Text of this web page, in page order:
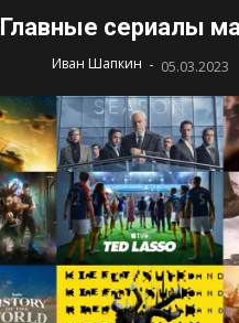
Главные сериалы
Иван Шапкин - 05.03.2023